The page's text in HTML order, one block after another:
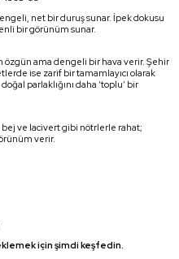
net bir duruş sunar. İpek dokusu
bir görünüm sunar.
ama dengeli bir hava verir. Şehir
ise zarif bir tamamlayıcı olarak
parlaklığını daha ‘toplu’ bir
ve lacivert gibi nötrlerle rahat;
verir.
için şimdi keşfedin.